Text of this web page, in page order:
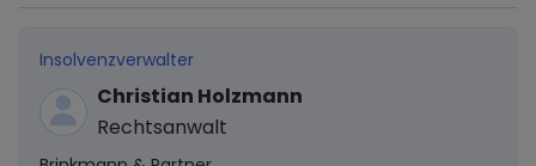
Insolvenzverwalter
Christian Holzmann
Rechtsanwalt